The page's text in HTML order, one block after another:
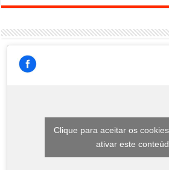
Clique para aceitar os
ativar este